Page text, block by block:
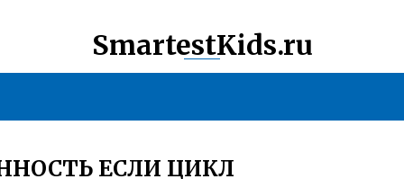
SmartestKids.ru
ЕСЛИ ЦИКЛ